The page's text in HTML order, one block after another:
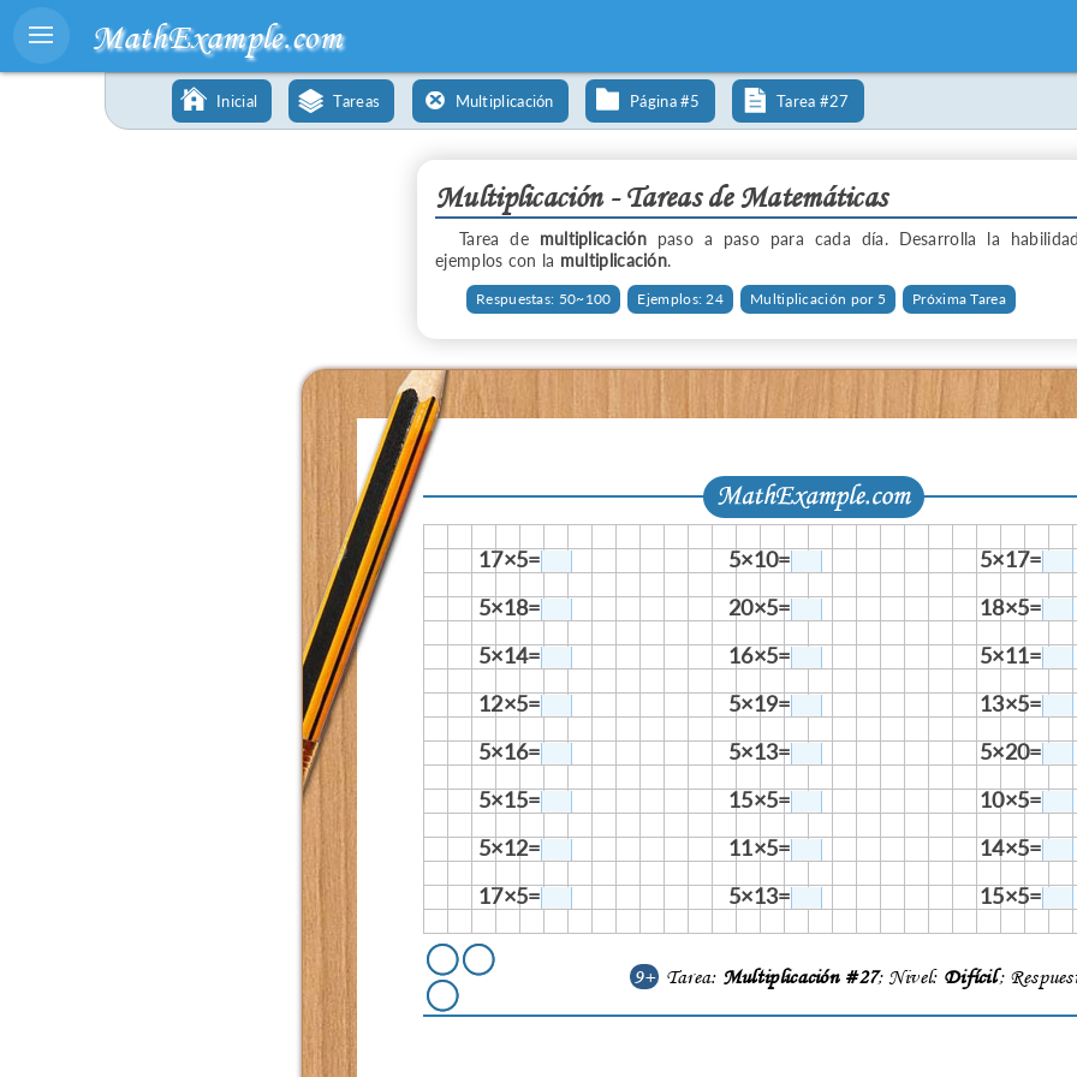
MathExample.com
Inicial Tareas Multiplicación Página #5 Tarea #27
Multiplicación - Tareas de Matemáticas
Tarea de multiplicaciónpaso a paso para cada día. Desarrolla la
ejemplos con la multiplicación.
Respuestas: 50~100 Ejemplos: 24 Multiplicación por 5 Próxima Tarea
17×5= 5×10=
5×17=
5×18=
20×5=
18×5=
5×14=
16×5=
5×11=
12×5=
5×19=
13×5=
5×16=
5×13=
5×20=
5×15=
15×5=
10×5=
5×12=
11×5=
14×5=
17×5=
5×13= 15×5=
9+ Tarea: Multiplicación #27; Nivel: Difícil;